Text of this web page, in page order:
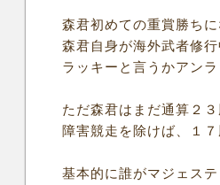
森君初めての重賞勝ち
森君自身が海外武者修
ラッキーと言うかアンラ
ただ森君はまだ通算２３
障害競走を除けば、１
基本的に誰がマジェステ